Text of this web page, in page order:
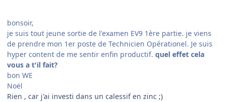
bonsoir,
je suis tout jeune sortie de l'examen EV9 1ère partie. je viens
de prendre mon 1er poste de Technicien Opérationel. Je suis
hyper content de me sentir enfin productif. quel effet cela
vous a t'il fait?
bon WE
Noël
Rien , car j'ai investi dans un calessif en zinc ;)